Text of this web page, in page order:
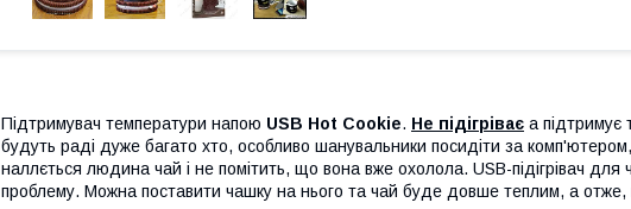
Підтримувач температури напою USB Hot Cookie. Не підігріває а підтримує
будуть раді дуже багато хто, особливо шанувальники посидіти за комп'ютером,
наллється людина чай і не помітить, що вона вже охолола. USB-підігрівач для
проблему. Можна поставити чашку на нього та чай буде довше теплим, а отже,